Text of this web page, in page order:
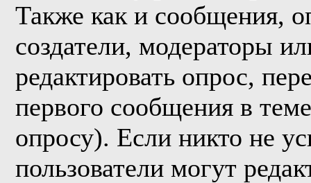
Также как и сообщения,
создатели, модераторы
редактировать опрос,
первого сообщения в
опросу). Если никто не
пользователи могут